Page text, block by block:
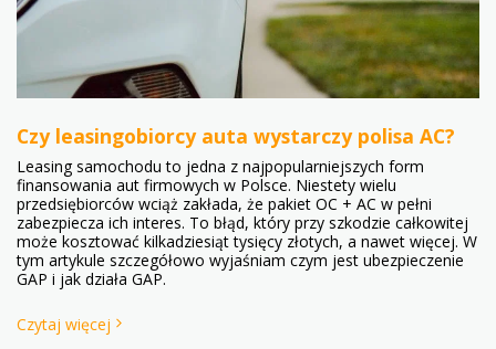
Czy leasingobiorcy auta wystarczy polisa AC?
Leasing samochodu to jedna z najpopularniejszych form
finansowania aut firmowych w Polsce. Niestety wielu
przedsiębiorców wciąż zakłada, że pakiet OC + AC w pełni
zabezpiecza ich interes. To błąd, który przy szkodzie całkowitej
może kosztować kilkadziesiąt tysięcy złotych, a nawet więcej. W
tym artykule szczegółowo wyjaśniam czym jest ubezpieczenie
GAP i jak działa GAP.
Czytaj więcej